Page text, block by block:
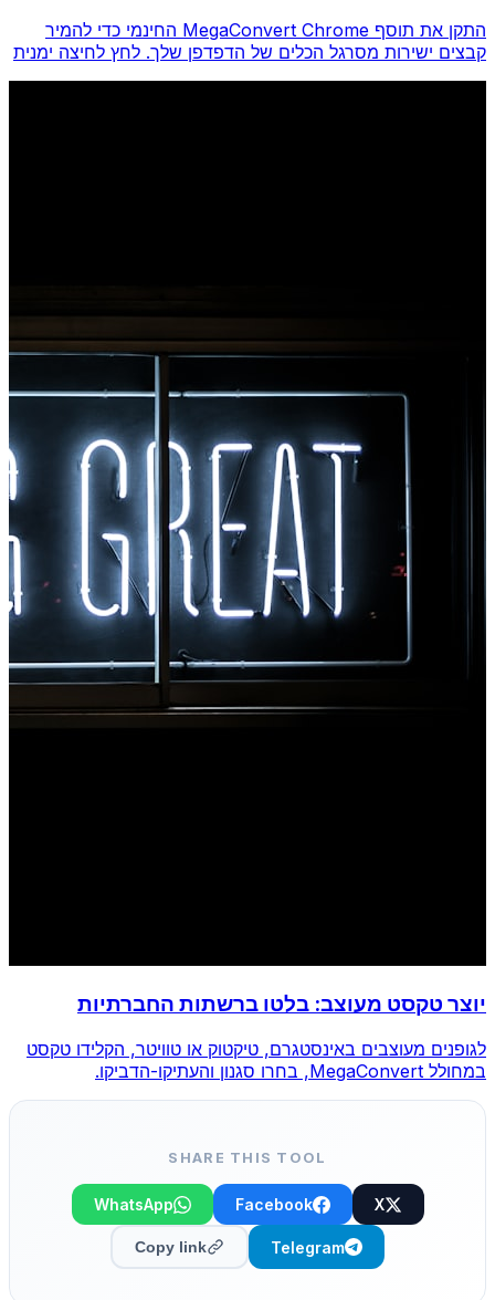
התקן את תוסף MegaConvert Chrome החינמי כדי להמיר
קבצים ישירות מסרגל הכלים של הדפדפן שלך. לחץ לחיצה ימנית
יוצר טקסט מעוצב: בלטו ברשתות החברתיות
לגופנים מעוצבים באינסטגרם, טיקטוק או טוויטר, הקלידו טקסט
במחולל MegaConvert, בחרו סגנון והעתיקו-הדביקו.
SHARE THIS TOOL
X
Facebook
WhatsApp
Telegram
Copy link